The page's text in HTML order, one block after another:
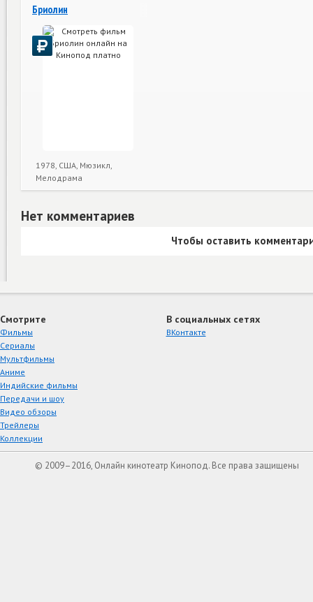
Бриолин
1978, США, Мюзикл,
Мелодрама
Нет комментариев
Чтобы оставить
Смотрите
Фильмы
Сериалы
Мультфильмы
Аниме
Индийские фильмы
Передачи и шоу
Видео обзоры
Трейлеры
Коллекции
В социальных сетях
ВКонтакте
© 2009–2016, Онлайн кинотеатр Кинопод. Все права защищены